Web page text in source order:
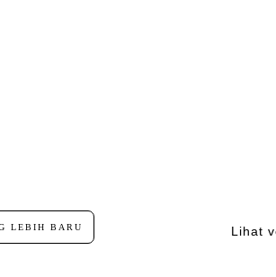
LEBIH BARU Lihat